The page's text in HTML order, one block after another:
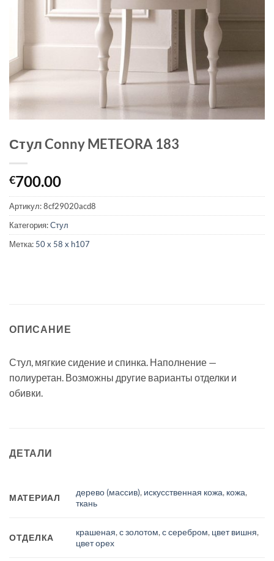
Стул Conny METEORA 183
€700.00
Артикул:8cf29020acd8
Категория:Стул
Метка: 50 x 58 x h107
ОПИСАНИЕ
Стул, мягкие сидение и спинка. Наполнение —
полиуретан. Возможны другие варианты отделки и
обивки.
ДЕТАЛИ
МАТЕРИАЛ
дерево (массив), искусственная кожа, кожа,
ткань
ОТДЕЛКА
крашеная,с золотом,с серебром, цвет вишня,
цвет орех